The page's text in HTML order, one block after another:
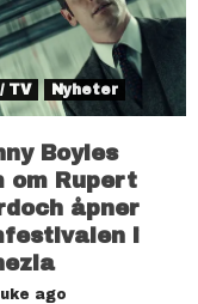
TV Nyheter
Boyles
om Rupert
åpner
i
ago